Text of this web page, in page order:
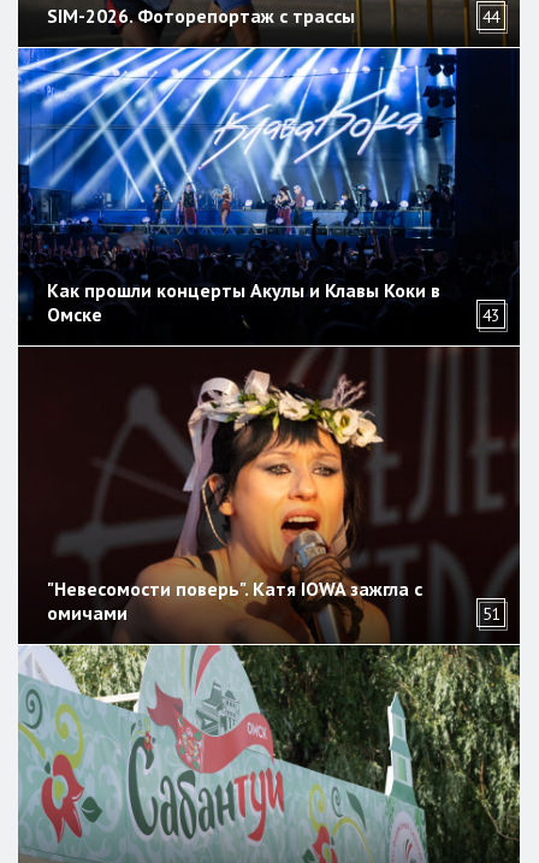
SIM-2026. Фоторепортаж с трассы 44
Как прошли концерты Акулы и Клавы Коки в
Омске
43
"Невесомости поверь". Катя IOWA зажгла с
омичами
51